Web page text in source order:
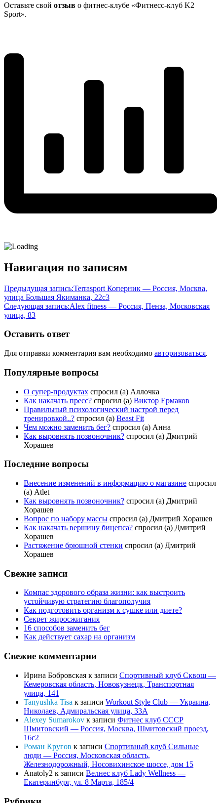
Оставьте свой отзыв о фитнес-клубе «Фитнесс-клуб K2
Sport».
Навигация по записям
Предыдущая запись:Terrasport Коперник — Россия, Москва,
улица Большая Якиманка, 22с3
Следующая запись:Alex fitness — Россия, Пенза, Московская
улица, 83
Оставить ответ
Для отправки комментария вам необходимо авторизоваться.
Популярные вопросы
О супер-продуктах спросил (а) Аллочка
Как накачать пресс? спросил (а) Виктор Ермаков
Правильный психологический настрой перед
тренировкой..? спросил (а) Beast Fit
Чем можно заменить бег? спросил (а) Анна
Как выровнять позвоночник? спросил (а) Дмитрий
Хорашев
Последние вопросы
Внесение изменений в информацию о магазине спросил
(а) Atlet
Как выровнять позвоночник? спросил (а) Дмитрий
Хорашев
Вопрос по набору массы спросил (а) Дмитрий Хорашев
Как накачать вершину бицепса? спросил (а) Дмитрий
Хорашев
Растяжение брюшной стенки спросил (а) Дмитрий
Хорашев
Свежие записи
Компас здорового образа жизни: как выстроить
устойчивую стратегию благополучия
Как подготовить организм к сушке или диете?
Секрет жиросжигания
16 способов заменить бег
Как действует сахар на организм
Свежие комментарии
Ирина Бобровская к записи Спортивный клуб Сквош —
Кемеровская область, Новокузнецк, Транспортная
улица, 141
Tanyushka Tisa к записи Workout Style Club — Украина,
Николаев, Адмиральская улица, 33А
Alexey Sumarokov к записи Фитнес клуб СССР
Шмитовский — Россия, Москва, Шмитовский проезд,
16с2
Роман Кругов к записи Спортивный клуб Сильные
люди — Россия, Московская область,
Железнодорожный, Носовихинское шоссе, дом 15
Anatoly2 к записи Велнес клуб Lady Wellness —
Екатеринбург, ул. 8 Марта, 185/4